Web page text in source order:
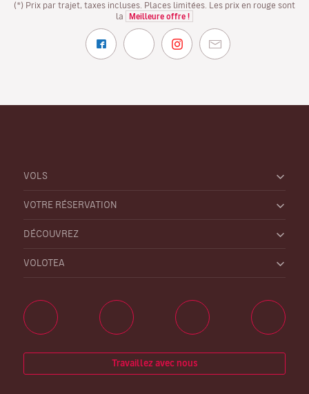
(*) Prix par trajet, taxes incluses. Places limitées. Les prix en rouge sont
la
Meilleure offre !
VOLS
VOTRE RÉSERVATION
DÉCOUVREZ
VOLOTEA
Travaillez avec nous